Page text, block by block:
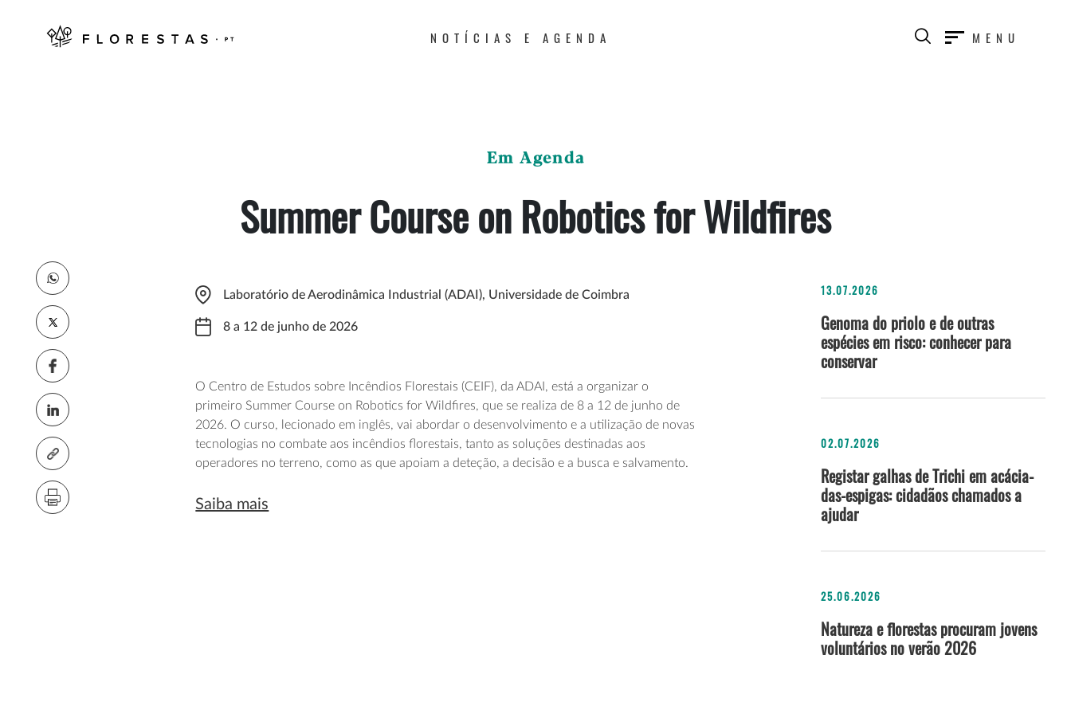
NOTÍCIAS E AGENDA MENU
Em Agenda
Summer Course on Robotics for Wildfires
Laboratório de Aerodinâmica Industrial (ADAI), Universidade de Coimbra
8 a 12 de junho de 2026
O Centro de Estudos sobre Incêndios Florestais (CEIF), da ADAI, está a organizar o
primeiro Summer Course on Robotics for Wildfires, que se realiza de 8 a 12 de junho de
2026. O curso, lecionado em inglês, vai abordar o desenvolvimento e a utilização de novas
tecnologias no combate aos incêndios florestais, tanto as soluções destinadas aos
operadores no terreno, como as que apoiam a deteção, a decisão e a busca e salvamento.
Saiba mais
13.07.2026
Genoma do priolo e de outras
espécies em risco: conhecer para
conservar
02.07.2026
Registar galhas de Trichi em acácia-
das-espigas: cidadãos chamados a
ajudar
25.06.2026
Natureza e florestas procuram jovens
voluntários no verão 2026